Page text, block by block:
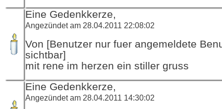
Eine Gedenkkerze,
Angezündet am 28.04.2011 22:08:02
Von [Benutzer nur fuer angemeldete
sichtbar]
mit rene im herzen ein stiller gruss
Eine Gedenkkerze,
Angezündet am 28.04.2011 14:30:02